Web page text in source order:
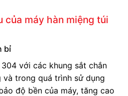
của máy hàn miệng túi
bỉ
với các khung sắt chắn
và trong quá trình sử dụng
độ bền của máy, tăng cao